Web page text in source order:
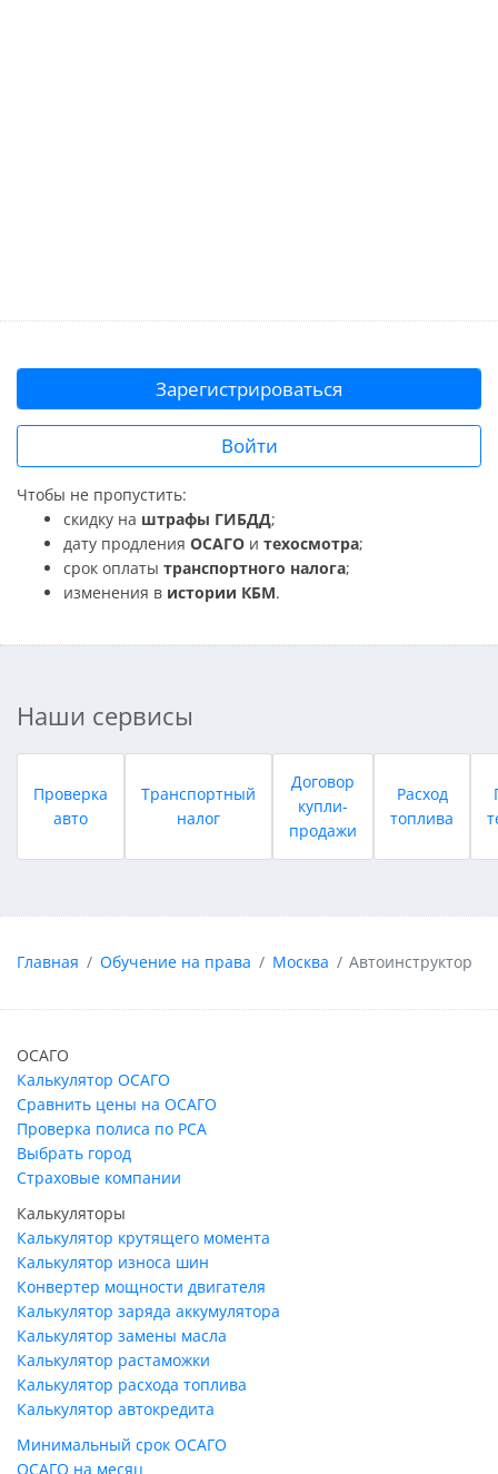
Зарегистрироваться
Войти
Чтобы не пропустить:
скидку на штрафы ГИБДД;
дату продления ОСАГО и техосмотра;
срок оплаты транспортного налога;
изменения в истории КБМ.
Наши сервисы
Проверка
авто
Транспортный
налог
Договор
купли-
продажи
Расход
топлива
Главная Обучение на права Москва Автоинструктор
ОСАГО
Калькулятор ОСАГО
Сравнить цены на ОСАГО
Проверка полиса по РСА
Выбрать город
Страховые компании
Калькуляторы
Калькулятор крутящего момента
Калькулятор износа шин
Конвертер мощности двигателя
Калькулятор заряда аккумулятора
Калькулятор замены масла
Калькулятор растаможки
Калькулятор расхода топлива
Калькулятор автокредита
Минимальный срок ОСАГО
ОСАГО на месяц